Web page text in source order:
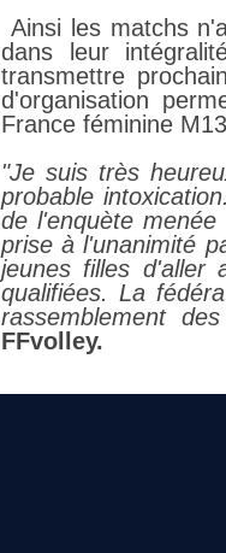
Ainsi les matchs
dans leur
transmettre
d'organisation
France féminine
"Je suis très
probable
de l'enquète
prise à l'unanimité
jeunes filles d'aller
qualifiées. La
rassemblement
FFvolley.